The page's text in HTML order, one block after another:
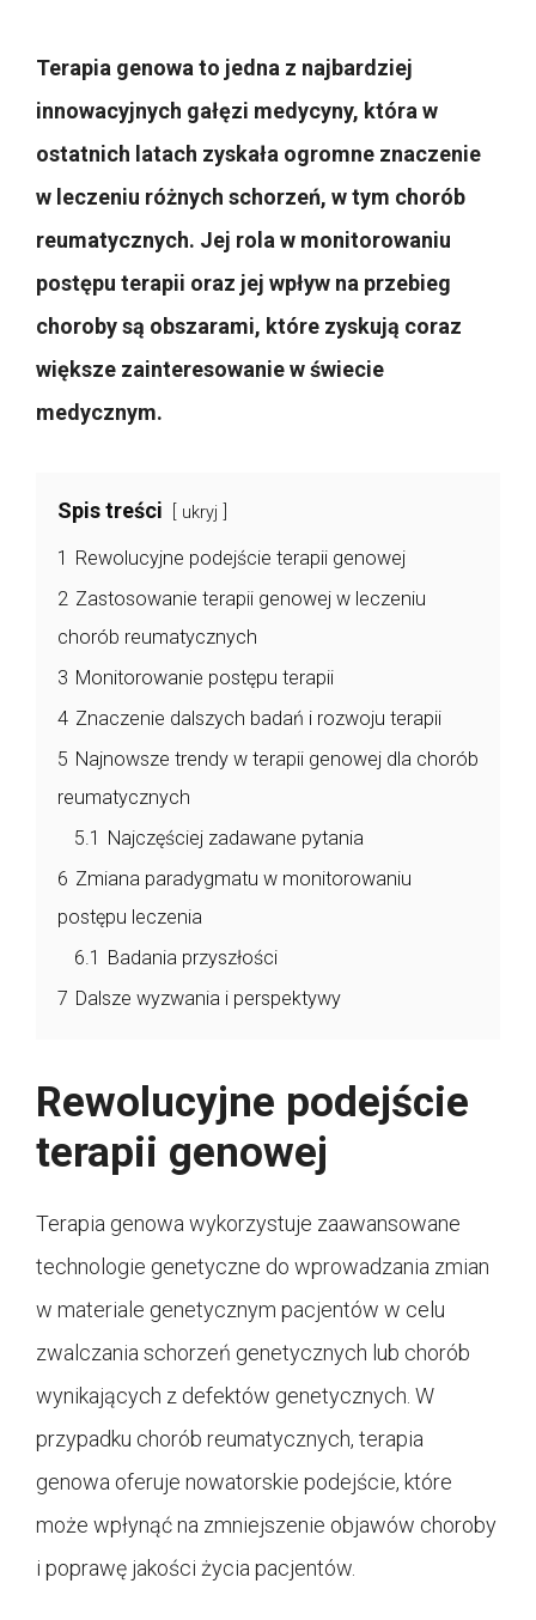
Terapia genowa to jedna z najbardziej
innowacyjnych gałęzi medycyny, która w
ostatnich latach zyskała ogromne znaczenie
w leczeniu różnych schorzeń, w tym chorób
reumatycznych. Jej rola w monitorowaniu
postępu terapii oraz jej wpływ na przebieg
choroby są obszarami, które zyskują coraz
większe zainteresowanie w świecie
medycznym.
Spis treści ukryj
1 Rewolucyjne podejście terapii genowej
2 Zastosowanie terapii genowej w leczeniu
chorób reumatycznych
3 Monitorowanie postępu terapii
4 Znaczenie dalszych badań i rozwoju terapii
5 Najnowsze trendy w terapii genowej dla chorób
reumatycznych
5.1 Najczęściej zadawane pytania
6 Zmiana paradygmatu w monitorowaniu
postępu leczenia
6.1 Badania przyszłości
7 Dalsze wyzwania i perspektywy
Rewolucyjne podejście
terapii genowej
Terapia genowa wykorzystuje zaawansowane
technologie genetyczne do wprowadzania zmian
w materiale genetycznym pacjentów w celu
zwalczania schorzeń genetycznych lub chorób
wynikających z defektów genetycznych. W
przypadku chorób reumatycznych, terapia
genowa oferuje nowatorskie podejście, które
może wpłynąć na zmniejszenie objawów choroby
i poprawę jakości życia pacjentów.